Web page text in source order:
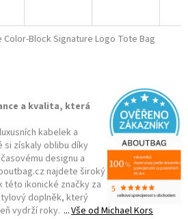
Color-Block Signature Logo Tote Bag
a kvalita, která
kabelek a
si získaly oblibu díky
designu a
najdete široký
této ikonické značky za
doplněk, který
vydrží roky.
Vše odMichael Kors